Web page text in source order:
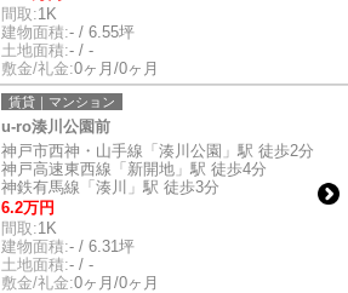
間取:1K
建物面積:- / 6.55坪
土地面積:- / -
敷金/礼金:0ヶ月/0ヶ月
賃貸｜マンション
u-ro湊川公園前
神戸市西神・山手線「湊川公園」駅 徒歩2分
神戸高速東西線「新開地」駅 徒歩4分
神鉄有馬線「湊川」駅 徒歩3分
6.2万円
間取:1K
建物面積:- / 6.31坪
土地面積:- / -
敷金/礼金:0ヶ月/0ヶ月